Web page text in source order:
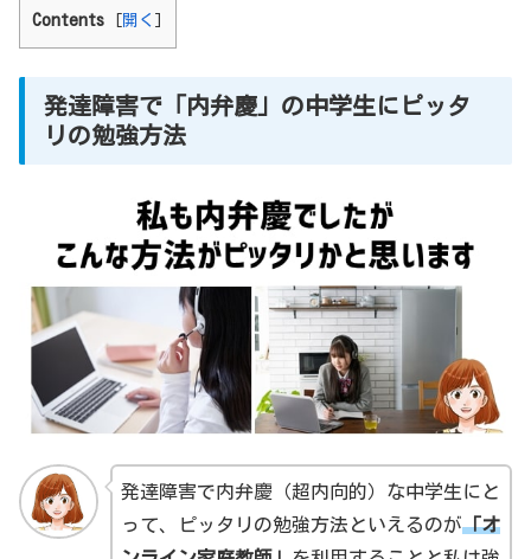
Contents [開く ]
発達障害で「内弁慶」の中学生にピッタ
リの勉強方法
発達障害で内弁慶（超内向的）な中学生にと
って、ピッタリの勉強方法といえるのが「オ